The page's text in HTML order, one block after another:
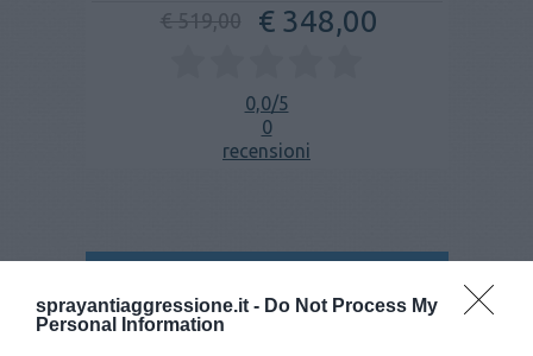
sprayantiaggressione.it - Do Not Process My
Personal Information
€ 519,00 € 348,00
0,0/5
0
recensioni
Categorie
I tag più popolari